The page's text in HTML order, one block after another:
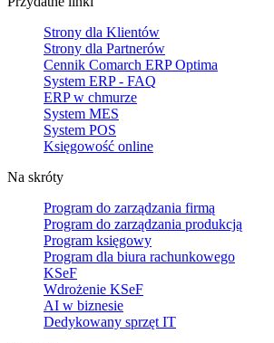
Strony dla Klientów
Strony dla Partnerów
Cennik Comarch ERP Optima
System ERP - FAQ
ERP w chmurze
System MES
System POS
Księgowość online
Na skróty
Program do zarządzania firmą
Program do zarządzania produkcją
Program księgowy
Program dla biura rachunkowego
KSeF
Wdrożenie KSeF
AI w biznesie
Dedykowany sprzęt IT